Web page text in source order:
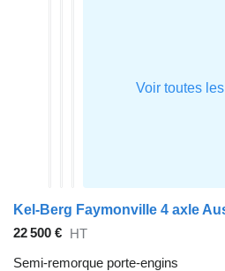
Kel-Berg Faymonville 4 axle
22 500 € HT
Semi-remorque porte-engins